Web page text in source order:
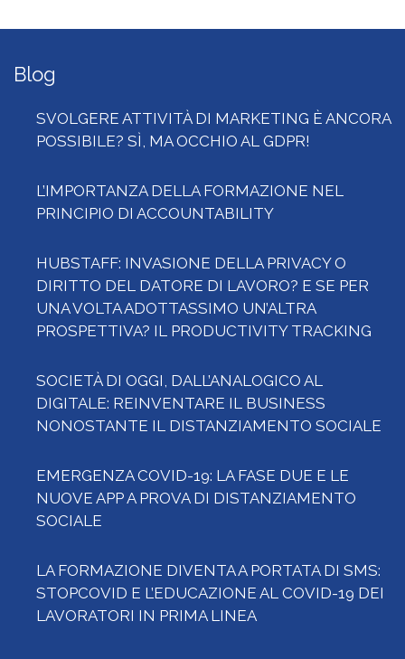
Blog
SVOLGERE ATTIVITÀ DI MARKETING È ANCORA
POSSIBILE? SÌ, MA OCCHIO AL GDPR!
L’IMPORTANZA DELLA FORMAZIONE NEL
PRINCIPIO DI ACCOUNTABILITY
HUBSTAFF: INVASIONE DELLA PRIVACY O
DIRITTO DEL DATORE DI LAVORO? E SE PER
UNA VOLTA ADOTTASSIMO UN’ALTRA
PROSPETTIVA? IL PRODUCTIVITY TRACKING
SOCIETÀ DI OGGI, DALL’ANALOGICO AL
DIGITALE: REINVENTARE IL BUSINESS
NONOSTANTE IL DISTANZIAMENTO SOCIALE
EMERGENZA COVID-19: LA FASE DUE E LE
NUOVE APP A PROVA DI DISTANZIAMENTO
SOCIALE
LA FORMAZIONE DIVENTA A PORTATA DI SMS:
STOPCOVID E L’EDUCAZIONE AL COVID-19 DEI
LAVORATORI IN PRIMA LINEA